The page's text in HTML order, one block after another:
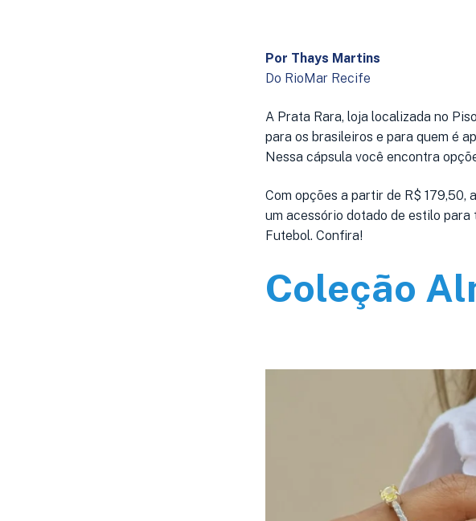
Por Thays Martins
Do RioMar Recife
A Prata Rara, loja localizada no
para os brasileiros e para quem é
Nessa cápsula você encontra
Com opções a partir de R$ 179,50,
um acessório dotado de estilo
Futebol. Confira!
Coleção